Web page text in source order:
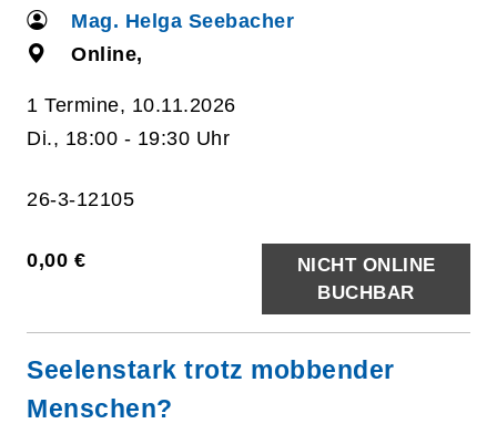
Mag. Helga Seebacher
Online,
1 Termine, 10.11.2026
Di., 18:00 - 19:30 Uhr
26-3-12105
0,00 €
NICHT ONLINE
BUCHBAR
Seelenstark trotz mobbender
Menschen?